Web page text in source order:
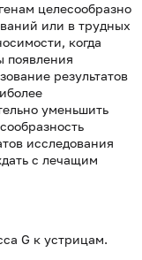
целесообразно
или в трудных
когда
появления
результатов
уменьшить
исследования
с лечащим
G к устрицам.